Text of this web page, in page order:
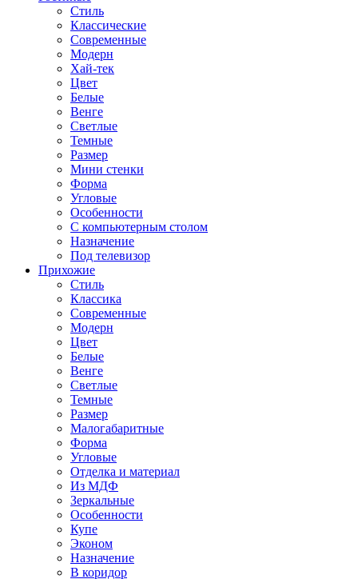
Стиль
Классические
Современные
Модерн
Хай-тек
Цвет
Белые
Венге
Светлые
Темные
Размер
Мини стенки
Форма
Угловые
Особенности
С компьютерным столом
Назначение
Под телевизор
Прихожие
Стиль
Классика
Современные
Модерн
Цвет
Белые
Венге
Светлые
Темные
Размер
Малогабаритные
Форма
Угловые
Отделка и материал
Из МДФ
Зеркальные
Особенности
Купе
Эконом
Назначение
В коридор